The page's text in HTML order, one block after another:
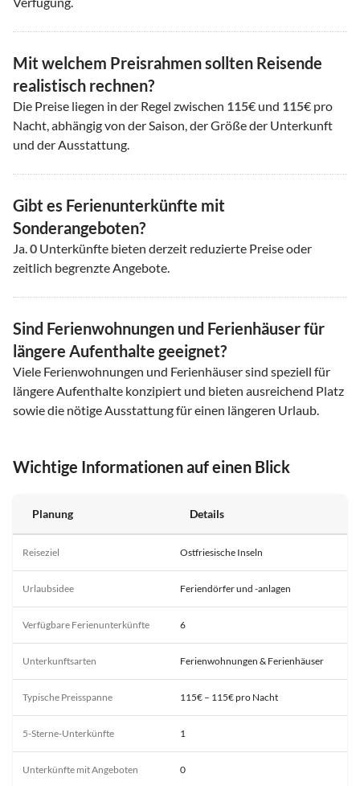
Mit welchem Preisrahmen sollten Reisende
realistisch rechnen?
Die Preise liegen in der Regel zwischen 115€ und 115€ pro
Nacht, abhängig von der Saison, der Größe der Unterkunft
und der Ausstattung.
Gibt es Ferienunterkünfte mit
Sonderangeboten?
Ja. 0 Unterkünfte bieten derzeit reduzierte Preise oder
zeitlich begrenzte Angebote.
Sind Ferienwohnungen und Ferienhäuser für
längere Aufenthalte geeignet?
Viele Ferienwohnungen und Ferienhäuser sind speziell für
längere Aufenthalte konzipiert und bieten ausreichend Platz
sowie die nötige Ausstattung für einen längeren Urlaub.
Wichtige Informationen auf einen Blick
Planung Details
Reiseziel Ostfriesische Inseln
Urlaubsidee Feriendörfer und -anlagen
Verfügbare Ferienunterkünfte 6
Unterkunftsarten Ferienwohnungen & Ferienhäuser
Typische Preisspanne 115€ – 115€ pro Nacht
5-Sterne-Unterkünfte 1
Unterkünfte mit Angeboten 0